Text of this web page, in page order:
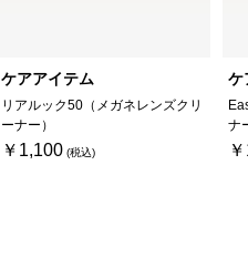
ケアアイテム
リアルック50（メガネレンズクリ
ーナー）
￥1,100
ケ
ナ